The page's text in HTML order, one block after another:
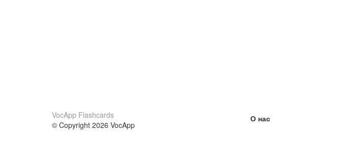
VocApp Flashcards
© Copyright 2026 VocApp
О нас